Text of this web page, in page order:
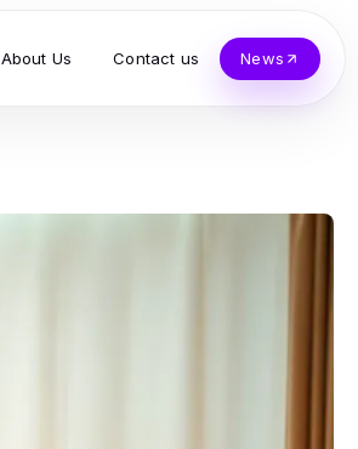
About Us Contact us News